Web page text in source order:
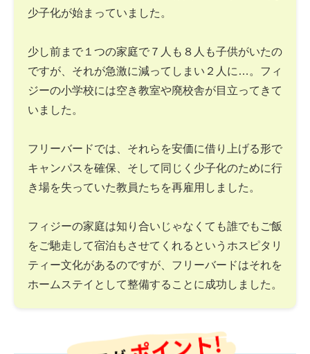
少子化が始まっていました。
少し前まで１つの家庭で７人も８人も子供がいたの
ですが、それが急激に減ってしまい２人に…。フィ
ジーの小学校には空き教室や廃校舎が目立ってきて
いました。
フリーバードでは、それらを安価に借り上げる形で
キャンパスを確保、そして同じく少子化のために行
き場を失っていた教員たちを再雇用しました。
フィジーの家庭は知り合いじゃなくても誰でもご飯
をご馳走して宿泊もさせてくれるというホスピタリ
ティー文化があるのですが、フリーバードはそれを
ホームステイとして整備することに成功しました。